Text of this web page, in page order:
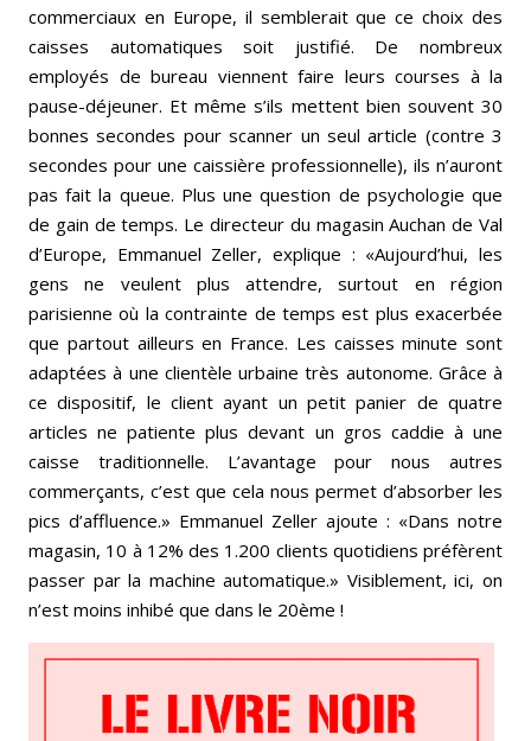
commerciaux en Europe, il semblerait que ce choix des
caisses automatiques soit justifié. De nombreux
employés de bureau viennent faire leurs courses à la
pause-déjeuner. Et même s’ils mettent bien souvent 30
bonnes secondes pour scanner un seul article (contre 3
secondes pour une caissière professionnelle), ils n’auront
pas fait la queue. Plus une question de psychologie que
de gain de temps. Le directeur du magasin Auchan de Val
d’Europe, Emmanuel Zeller, explique : «Aujourd’hui, les
gens ne veulent plus attendre, surtout en région
parisienne où la contrainte de temps est plus exacerbée
que partout ailleurs en France. Les caisses minute sont
adaptées à une clientèle urbaine très autonome. Grâce à
ce dispositif, le client ayant un petit panier de quatre
articles ne patiente plus devant un gros caddie à une
caisse traditionnelle. L’avantage pour nous autres
commerçants, c’est que cela nous permet d’absorber les
pics d’affluence.» Emmanuel Zeller ajoute : «Dans notre
magasin, 10 à 12% des 1.200 clients quotidiens préfèrent
passer par la machine automatique.» Visiblement, ici, on
n’est moins inhibé que dans le 20ème !